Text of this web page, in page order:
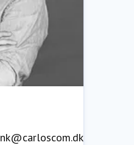
nk@carloscom.dk